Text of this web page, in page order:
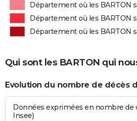
Département où les BARTON
Département où les BARTON
Département où les BARTON
Qui sont les BARTON qui
Evolution du nombre de décès
Données exprimées en nombre de
Insee)